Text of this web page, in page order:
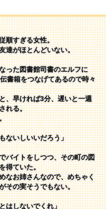
順すぎる女性。
達がほとんどいない。
った図書館司書のエルフに
書箱をつなげてあるので時々
、早ければ3分、遅いと一週
れる。
ないしいいだろう」
バイトをしつつ、その町の図
得ていた。
なお姉さんなので、めちゃく
その実そうでもない。
はしないでくれ」